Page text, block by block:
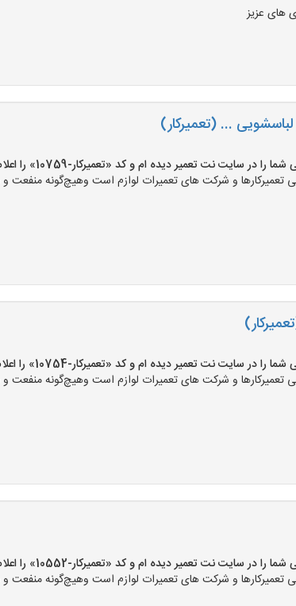
عزیز
... (تعمیرکار)
نت تعمیر دیده ام و کد «تعمیرکار-10759» را اعلام کنید»
و شرکت های تعمیرات لوازم است وهیچ‌گونه منفعت و
سایت نت تعمیر دیده ام و کد «تعمیرکار-10754» را اعلام کنید»
و شرکت های تعمیرات لوازم است وهیچ‌گونه منفعت و
نت تعمیر دیده ام و کد «تعمیرکار-10552» را اعلام کنید»
و شرکت های تعمیرات لوازم است وهیچ‌گونه منفعت و